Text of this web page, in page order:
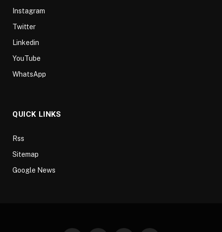
Instagram
Twitter
Linkedin
YouTube
WhatsApp
QUICK LINKS
Rss
Sitemap
Google News